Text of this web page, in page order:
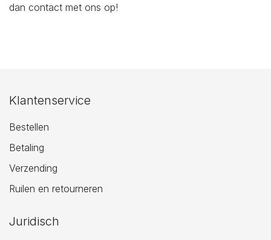
dan contact met ons op!
Klantenservice
Bestellen
Betaling
Verzending
Ruilen en retourneren
Juridisch